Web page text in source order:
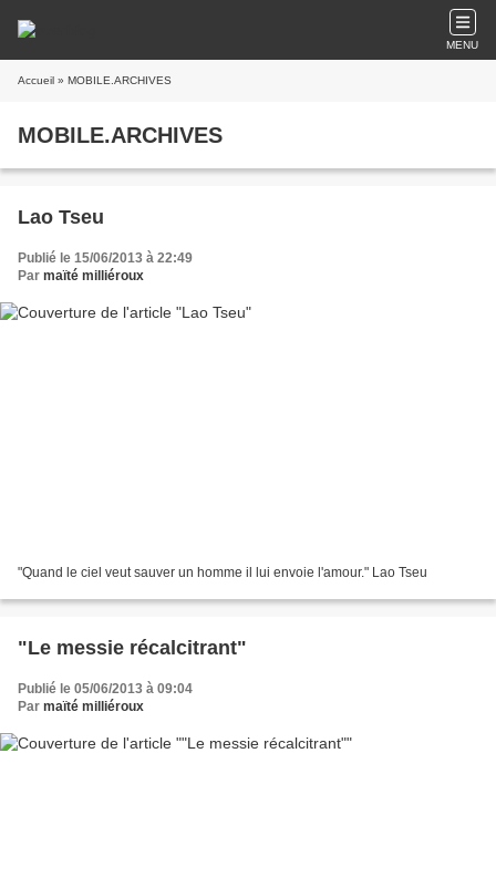
MENU
Accueil » MOBILE.ARCHIVES
MOBILE.ARCHIVES
Lao Tseu
Publié le 15/06/2013 à 22:49
Par maïté milliéroux
"Quand le ciel veut sauver un homme il lui envoie l'amour." Lao Tseu
"Le messie récalcitrant"
Publié le 05/06/2013 à 09:04
Par maïté milliéroux